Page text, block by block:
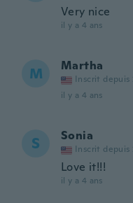
Very nice
il y a 4 ans
M Martha
Inscrit depuis
il y a 4 ans
S Sonia
Inscrit depuis
Love it!!!
il y a 4 ans